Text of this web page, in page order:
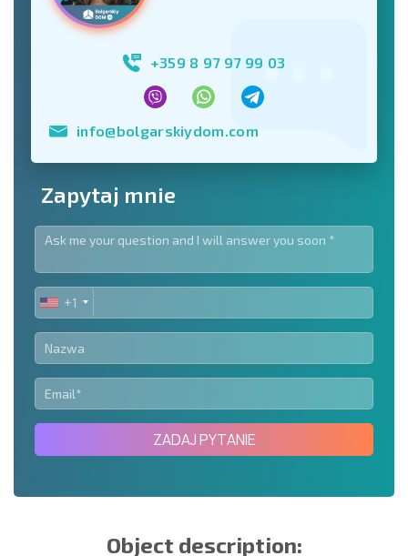
+359 8 97 97 99 03
info@bolgarskiydom.com
Zapytaj mnie
UNITED
STATES
+1
+1
ZADAJ PYTANIE
Object description: